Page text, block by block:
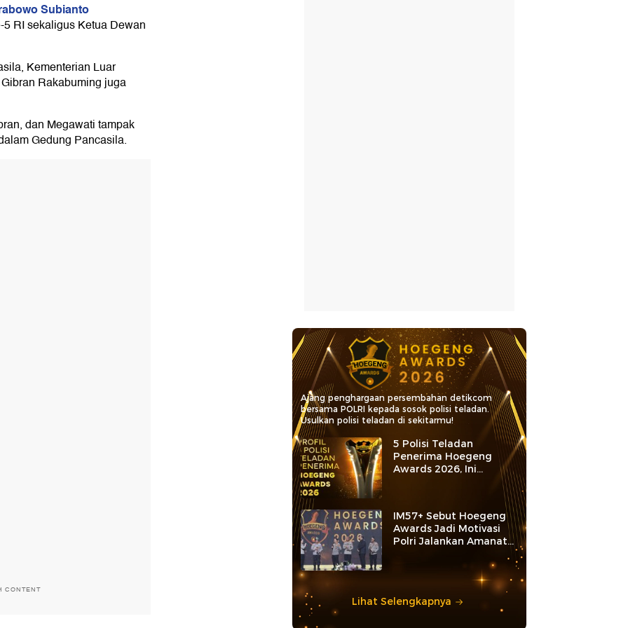
Subianto
RI sekaligus Ketua Dewan
Kementerian Luar
Rakabuming juga
dan Megawati tampak
Gedung Pancasila.
CONTENT
Ajang penghargaan persembahan detikcom
bersama POLRI kepada sosok polisi teladan.
Usulkan polisi teladan di sekitarmu!
5 Polisi Teladan
Penerima Hoegeng
Awards 2026, Ini
Kategori dan Kiprahnya
IM57+ Sebut Hoegeng
Awards Jadi Motivasi
Polri Jalankan Amanat
Lihat Selengkapnya